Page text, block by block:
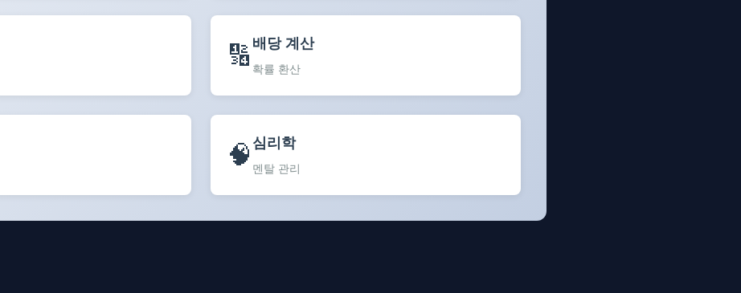
🔢 배당 계산
확률 환산
🧠 심리학
멘탈 관리